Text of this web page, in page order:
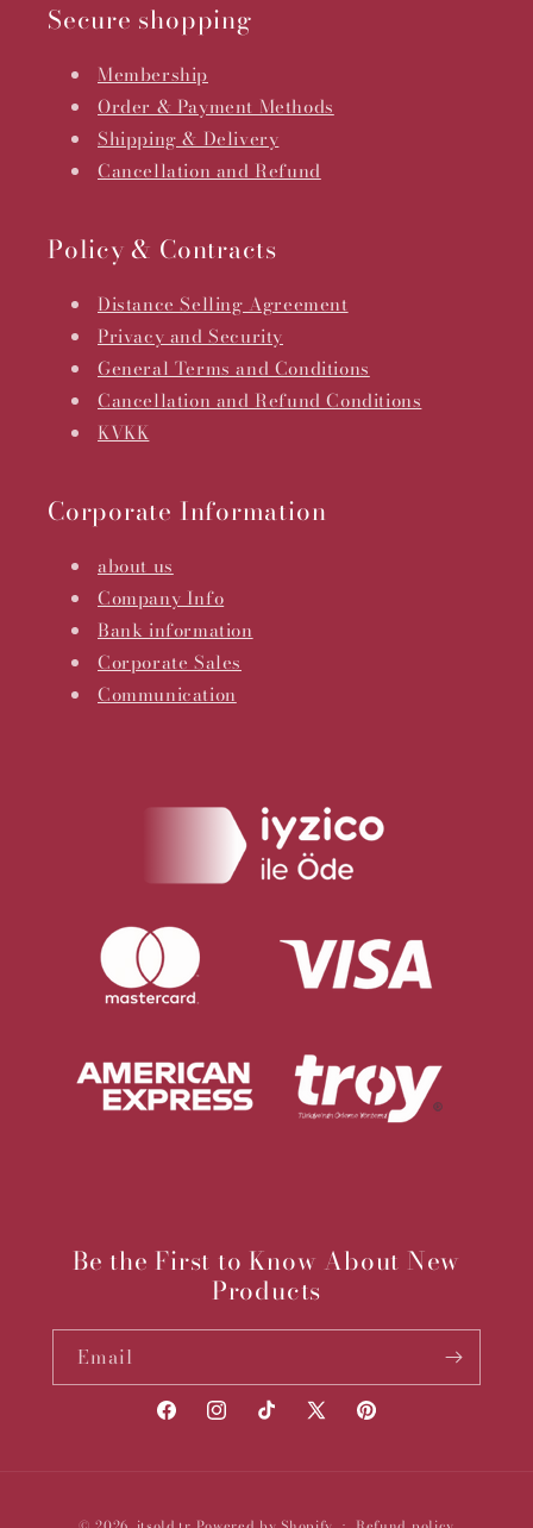
Secure shopping
Membership
Order & Payment Methods
Shipping & Delivery
Cancellation and Refund
Policy & Contracts
Distance Selling Agreement
Privacy and Security
General Terms and Conditions
Cancellation and Refund Conditions
KVKK
Corporate Information
about us
Company Info
Bank information
Corporate Sales
Communication
Be the First to Know About New
Products
Email
FacebookInstagramTikTokX
Pinterest